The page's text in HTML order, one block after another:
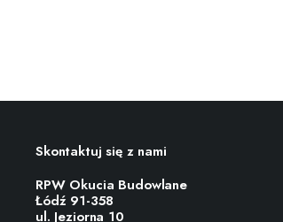
Skontaktuj się z nami
RPW Okucia Budowlane
Łódź 91-358
ul. Jeziorna 10